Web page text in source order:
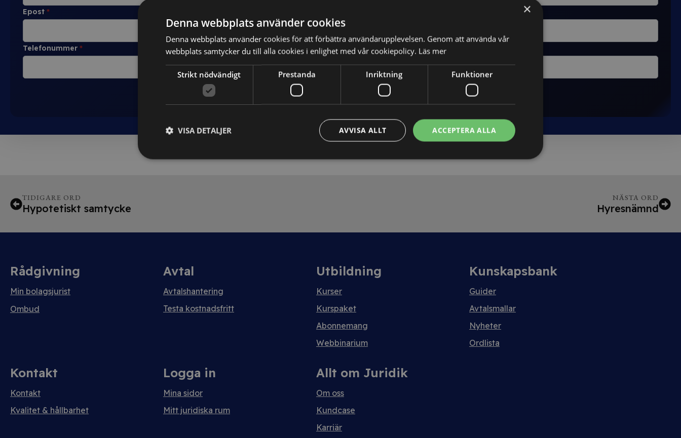
Epost *
Telefonummer *
TIDIGARE ORD
Hypotetiskt samtycke
NÄSTA ORD
Hyresnämnd
Rådgivning
Min bolagsjurist
Ombud
Avtal
Avtalshantering
Testa kostnadsfritt
Utbildning
Kurser
Kurspaket
Abonnemang
Webbinarium
Kunskapsbank
Guider
Avtalsmallar
Nyheter
Ordlista
Kontakt
Kontakt
Kvalitet & hållbarhet
Logga in
Mina sidor
Mitt juridiska rum
Allt om Juridik
Om oss
Kundcase
Karriär
×
Denna webbplats använder cookies
Denna webbplats använder cookies för att förbättra användarupplevelsen. Genom att använda vår
webbplats samtycker du till alla cookies i enlighet med vår cookiepolicy. Läs mer
Strikt nödvändigt Prestanda Inriktning Funktioner
ACCEPTERA ALLA
AVVISA ALLT
VISA DETALJER